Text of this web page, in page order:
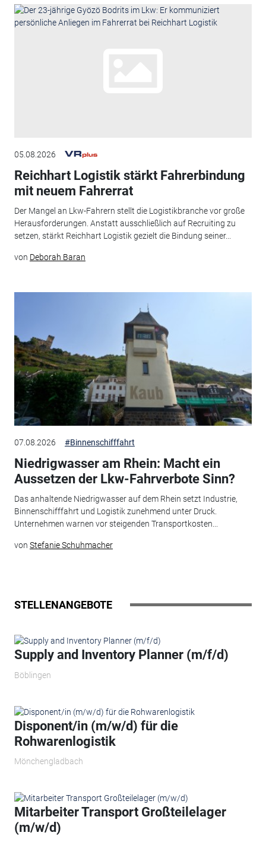
05.08.2026
Reichhart Logistik stärkt Fahrerbindung
mit neuem Fahrerrat
Der Mangel an Lkw-Fahrern stellt die Logistikbranche vor große
Herausforderungen. Anstatt ausschließlich auf Recruiting zu
setzen, stärkt Reichhart Logistik gezielt die Bindung seiner...
von Deborah Baran
07.08.2026 #Binnenschifffahrt
Niedrigwasser am Rhein: Macht ein
Aussetzen der Lkw-Fahrverbote Sinn?
Das anhaltende Niedrigwasser auf dem Rhein setzt Industrie,
Binnenschifffahrt und Logistik zunehmend unter Druck.
Unternehmen warnen vor steigenden Transportkosten...
von Stefanie Schuhmacher
STELLENANGEBOTE
Supply and Inventory Planner (m/f/d)
Böblingen
Disponent/in (m/w/d) für die
Rohwarenlogistik
Mönchengladbach
Mitarbeiter Transport Großteilelager
(m/w/d)